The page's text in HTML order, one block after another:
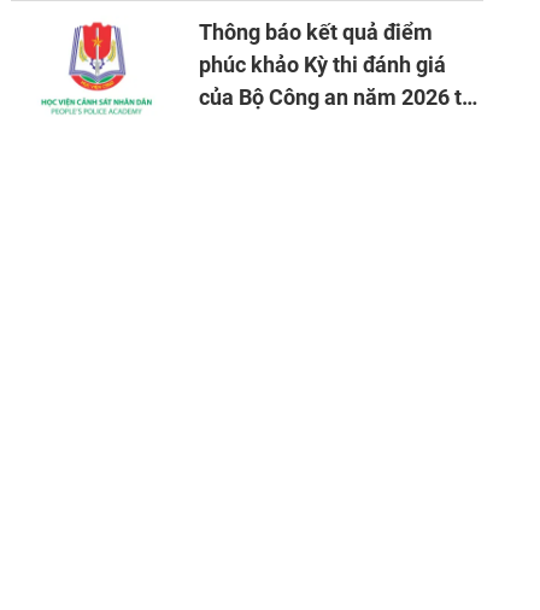
Thông báo kết quả điểm
phúc khảo Kỳ thi đánh giá
của Bộ Công an năm 2026 tại